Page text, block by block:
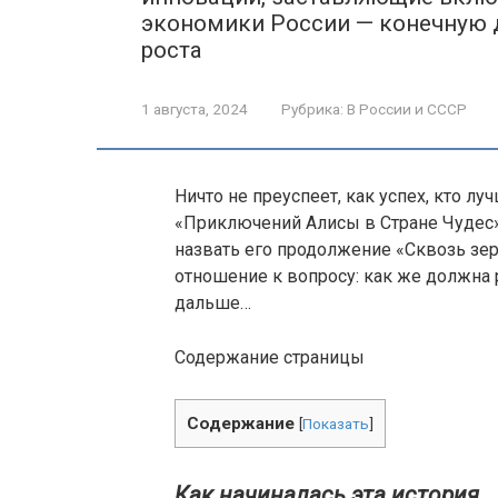
экономики России —
роста
1 августа, 2024 Рубрика: В России и СССР
Ничто не преуспеет, как успех, кто
«Приключений Алисы в Стране
назвать его продолжение «Сквозь
отношение к вопросу: как же должна
дальше…
Содержание страницы
Содержание [Показать]